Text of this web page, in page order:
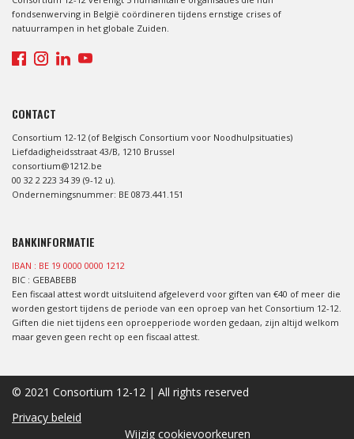
fondsenwerving in België coördineren tijdens ernstige crises of
natuurrampen in het globale Zuiden.
CONTACT
Consortium 12-12 (of Belgisch Consortium voor Noodhulpsituaties)
Liefdadigheidsstraat 43/B, 1210 Brussel
consortium@1212.be
00 32 2 223 34 39 (9-12 u).
Ondernemingsnummer: BE 0873.441.151
BANKINFORMATIE
IBAN : BE 19 0000 0000 1212
BIC : GEBABEBB
Een fiscaal attest wordt uitsluitend afgeleverd voor giften van €40 of meer die
worden gestort tijdens de periode van een oproep van het Consortium 12-12.
Giften die niet tijdens een oproepperiode worden gedaan, zijn altijd welkom
maar geven geen recht op een fiscaal attest.
© 2021 Consortium 12-12 | All rights reserved
Privacy beleid
Wijzig cookievoorkeuren